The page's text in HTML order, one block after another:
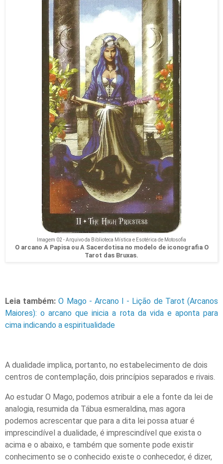
Imagem 02 - Arquivo da Biblioteca Mística e Esotérica de Motosofia
O arcano A Papisa ou A Sacerdotisa no modelo de iconografia O
Tarot das Bruxas.
Leia também: O Mago - Arcano I - Lição de Tarot (Arcanos
Maiores): o arcano que inicia a rota da vida e aponta para
cima indicando a espiritualidade
A dualidade implica, portanto, no estabelecimento de dois
centros de contemplação, dois princípios separados e rivais.
Ao estudar O Mago, podemos atribuir a ele a fonte da lei de
analogia, resumida da Tábua esmeraldina, mas agora
podemos acrescentar que para a dita lei possa atuar é
imprescindível a dualidade, é imprescindível que exista o
acima e o abaixo, e também que somente pode existir
conhecimento se o conhecido existe o conhecedor, é dizer,